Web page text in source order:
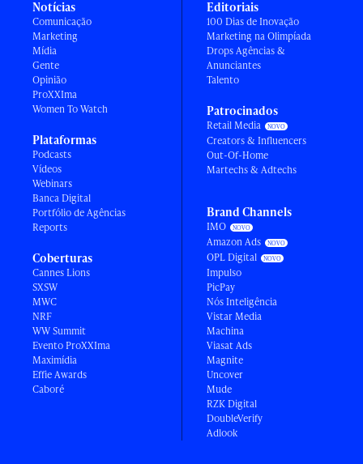
Notícias
Comunicação
Marketing
Mídia
Gente
Opinião
ProXXIma
Women To Watch
Plataformas
Podcasts
Vídeos
Webinars
Banca Digital
Portfólio de Agências
Reports
Coberturas
Cannes Lions
SXSW
MWC
NRF
WW Summit
Evento ProXXIma
Maximídia
Effie Awards
Caboré
Editoriais
100 Dias de Inovação
Marketing na Olimpíada
Drops Agências &
Anunciantes
Talento
Patrocinados
Retail Media
Creators & Influencers
Out-Of-Home
Martechs & Adtechs
Brand Channels
IMO
Amazon Ads
OPL Digital
Impulso
PicPay
Nós Inteligência
Vistar Media
Machina
Viasat Ads
Magnite
Uncover
Mude
RZK Digital
DoubleVerify
Adlook